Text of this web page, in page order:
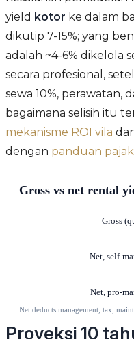
yield kotor ke dalam
dikutip 7-15%; yang
adalah ~4-6% dikelola
secara profesional,
sewa 10%, perawatan,
bagaimana selisih itu
mekanisme ROI vila
dengan panduan
Proyeksi 10